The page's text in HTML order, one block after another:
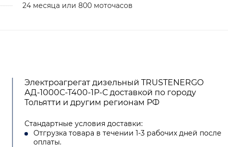
24 месяца или 800 моточасов
Электроагрегат дизельный TRUSTENERGO
АД-1000С-Т400-1Р-С доставкой по городу
Тольятти и другим регионам РФ
Стандартные условия доставки:
Отгрузка товара в течении 1-3 рабочих дней после
оплаты.